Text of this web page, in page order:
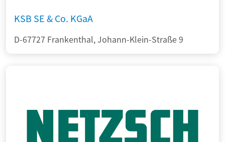
KSB SE & Co. KGaA
D-67727 Frankenthal, Johann-Klein-Straße 9